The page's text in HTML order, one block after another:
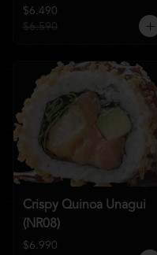
$6.490
$6.590
Crispy Quinoa Unagui
(NR08)
$6.990